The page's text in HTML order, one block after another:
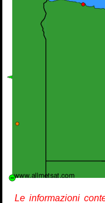
Le informazioni